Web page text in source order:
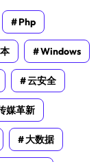
Php
Windows
云安全
媒革新
大数据